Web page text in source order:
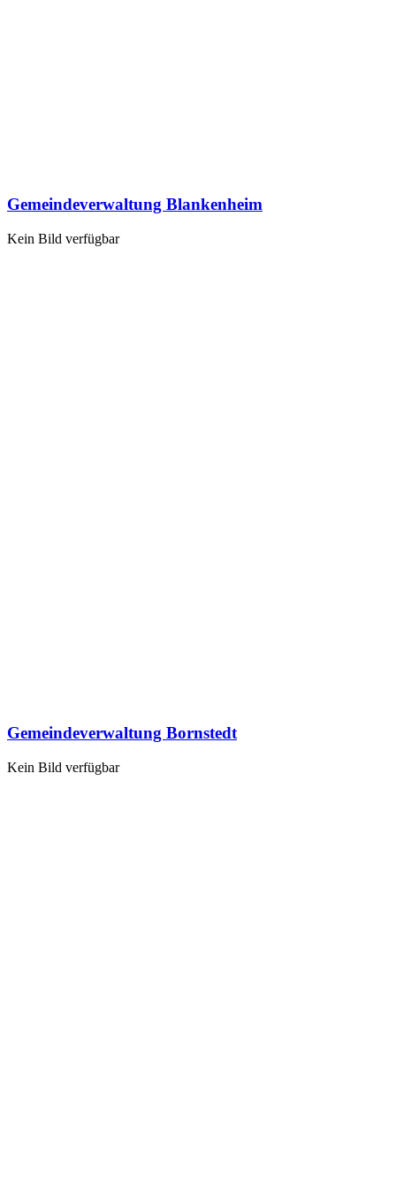
Gemeindeverwaltung Blankenheim
Kein Bild verfügbar
Gemeindeverwaltung Bornstedt
Kein Bild verfügbar